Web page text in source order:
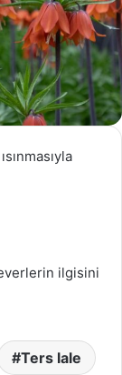
ilgisini
Ters lale